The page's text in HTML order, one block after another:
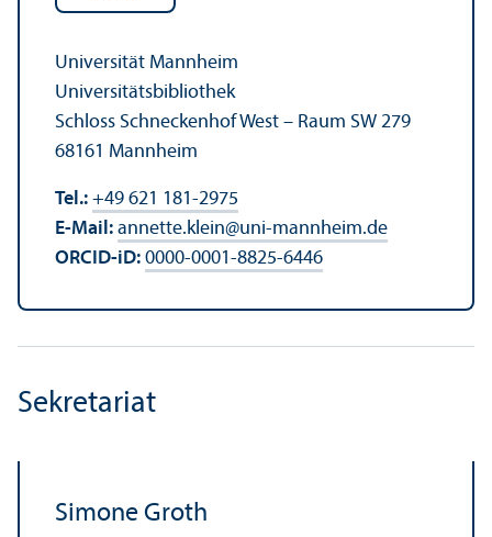
Universität Mannheim
Universitäts­bibliothek
Schloss Schneckenhof West – Raum SW 279
68161 Mannheim
Tel.: +49 621 181-2975
E-Mail: annette.klein@uni-mannheim.de
ORCID-iD: 0000-0001-8825-6446
Sekretariat
Simone Groth